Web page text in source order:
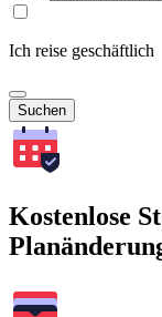
Ich reise geschäftlich
Suchen
Kostenlose